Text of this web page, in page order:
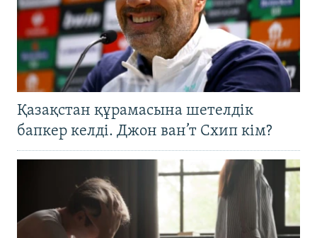
Қазақстан құрамасына шетелдік
бапкер келді. Джон ван’т Схип кім?